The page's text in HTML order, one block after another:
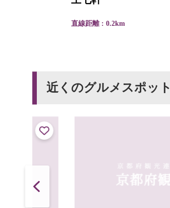
直線距離 : 0.2km
近くのグルメスポット